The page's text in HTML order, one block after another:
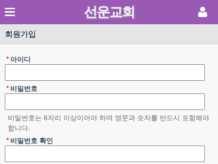
선운교회
회원가입
아이디
*
비밀번호
*
비밀번호는 6자리 이상이어야 하며 영문과 숫자를 반드시 포함해야
합니다.
비밀번호 확인
*